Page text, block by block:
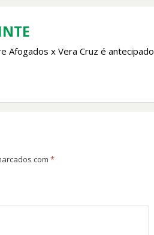
Afogados x Vera Cruz é antecipado
com *